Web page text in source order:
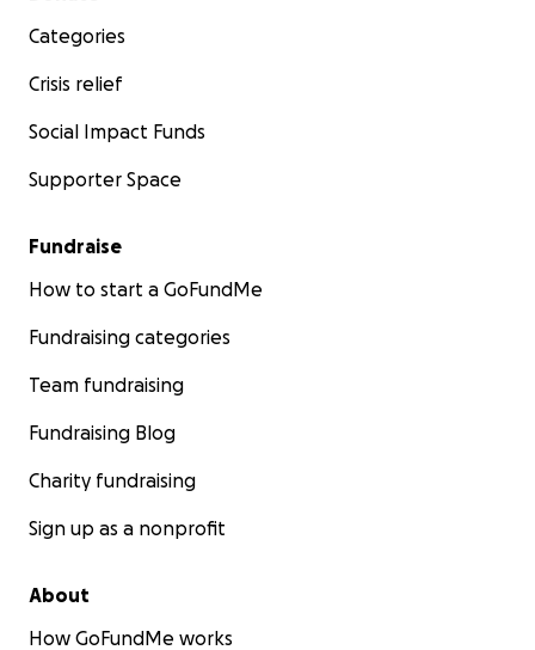
Categories
Crisis relief
Social Impact Funds
Supporter Space
Fundraise
How to start a GoFundMe
Fundraising categories
Team fundraising
Fundraising Blog
Charity fundraising
Sign up as a nonprofit
About
How GoFundMe works